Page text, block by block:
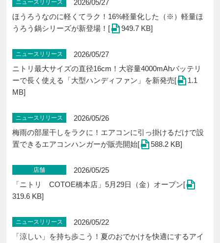
ニュースリリース
2026/05/27
ほうろうなのに軽くてラク！16%軽量化した（※）軽量ほ
うろう鍋シリーズが新登場！[
949.7 KB]
ニュースリリース
2026/05/27
ニトリ最大サイズの直径16cm！大容量4000mAhバッテリ
ーで長く使える「大型ハンディファン」を新発売[
1.1
MB]
ニュースリリース
2026/05/26
梅雨の部屋干しをラクに！エアコンに引っ掛けるだけで設
置できるエアコンハンガーが販売開始[
588.2 KB]
店舗
2026/05/25
「ニトリ COTOE橋本店」5⽉29⽇（金）オープン[
319.6 KB]
ニュースリリース
2026/05/22
「涼しい」を持ち歩こう！夏のおでかけを快適にするアイ